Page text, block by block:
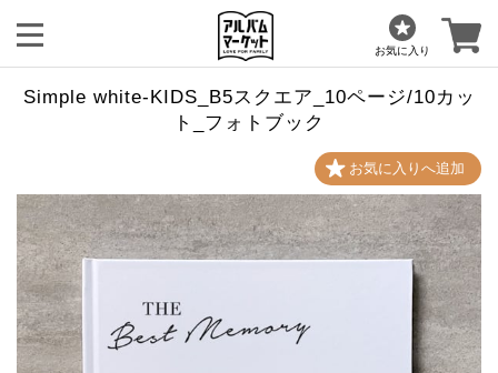
お気に入り
Simple white-KIDS_B5スクエア_10ページ/10カッ
ト_フォトブック